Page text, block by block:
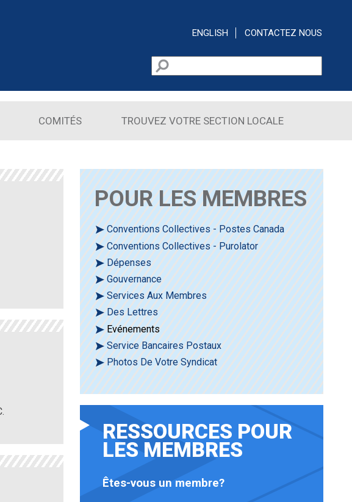
ENGLISH CONTACTEZ NOUS
Formulaire de recherche
Rechercher
COMITÉS TROUVEZ VOTRE SECTION LOCALE
POUR LES MEMBRES
Conventions Collectives - Postes Canada
Conventions Collectives - Purolator
Dépenses
Gouvernance
Services Aux Membres
Des Lettres
Evénements
Service Bancaires Postaux
Photos De Votre Syndicat
RESSOURCES POUR
LES MEMBRES
Êtes-vous un membre?